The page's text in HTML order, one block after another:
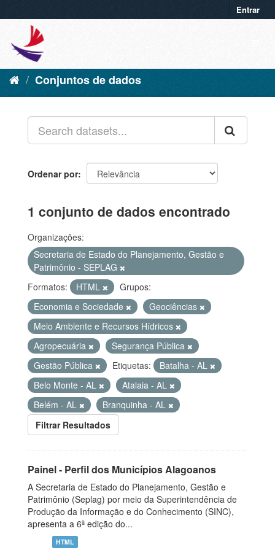
Entrar
Conjuntos de dados
Ordenar por
1 conjunto de dados encontrado
Organizações:
Secretaria de Estado do Planejamento, Gestão e
Patrimônio - SEPLAG
Formatos:
HTML
Grupos:
Economia e Sociedade
Geociências
Meio Ambiente e Recursos Hídricos
Agropecuária
Segurança Pública
Gestão Pública
Etiquetas:
Batalha - AL
Belo Monte - AL
Atalaia - AL
Belém - AL
Branquinha - AL
Filtrar Resultados
Painel - Perfil dos Municípios Alagoanos
A Secretaria de Estado do Planejamento, Gestão e
Patrimônio (Seplag) por meio da Superintendência de
Produção da Informação e do Conhecimento (SINC),
apresenta a 6ª edição do...
HTML